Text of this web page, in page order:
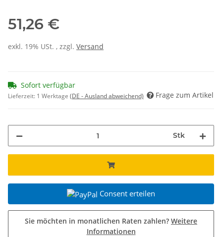
51,26 €
exkl. 19% USt. , zzgl. Versand
Sofort verfügbar
Lieferzeit: 1 Werktage (DE - Ausland abweichend) Frage zum Artikel
Stk
Consent erteilen
Sie möchten in monatlichen Raten zahlen? Weitere
Informationen